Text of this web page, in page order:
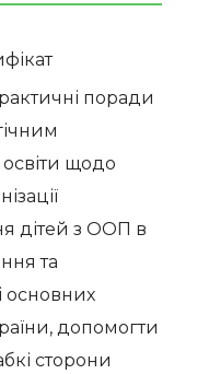
поради
щодо
дітей з ООП в
та
основних
допомогти
сторони